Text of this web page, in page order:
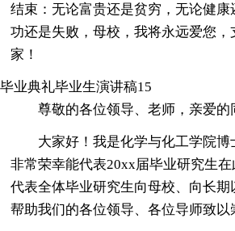
结束：无论富贵还是贫穷，无论健
功还是失败，母校，我将永远爱您，
家！
毕业典礼毕业生演讲稿15
尊敬的各位领导、老师，亲爱的
大家好！我是化学与化工学院博
非常荣幸能代表20xx届毕业研究生
代表全体毕业研究生向母校、向长期
帮助我们的各位领导、各位导师致以